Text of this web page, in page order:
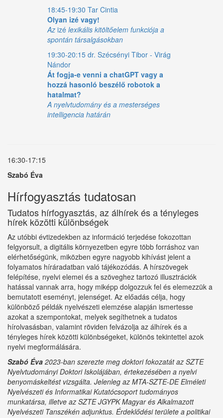
18:45-19:30 Tar Cintia
Olyan izé vagy!
Az izé lexikális kitöltőelem funkciója a
spontán társalgásokban
19:30-20:15 dr. Szécsényi Tibor - Virág
Nándor
Át fogja-e venni a chatGPT vagy a
hozzá hasonló beszélő robotok a
hatalmat?
A nyelvtudomány és a mesterséges
intelligencia határán
16:30-17:15
Szabó Éva
Hírfogyasztás tudatosan
Tudatos hírfogyasztás, az álhírek és a tényleges
hírek közötti különbségek
Az utóbbi évtizedekben az információ terjedése fokozottan
felgyorsult, a digitális környezetben egyre több forráshoz van
elérhetőségünk, miközben egyre nagyobb kihívást jelent a
folyamatos híráradatban való tájékozódás. A hírszövegek
felépítése, nyelvi elemei és a szöveghez tartozó illusztrációk
hatással vannak arra, hogy miképp dolgozzuk fel és elemezzük a
bemutatott eseményt, jelenséget. Az előadás célja, hogy
különböző példák nyelvészeti elemzése alapján ismertesse
azokat a szempontokat, melyek segíthetnek a tudatos
hírolvasásban, valamint röviden felvázolja az álhírek és a
tényleges hírek közötti különbségeket, különös tekintettel azok
nyelvi megformálására.
Szabó Éva 2023-ban szerezte meg doktori fokozatát az SZTE
Nyelvtudományi Doktori Iskolájában, értekezésében a nyelvi
benyomáskeltést vizsgálta. Jelenleg az MTA-SZTE-DE Elméleti
Nyelvészeti és Informatikai Kutatócsoport tudományos
munkatársa, illetve az SZTE JGYPK Magyar és Alkalmazott
Nyelvészeti Tanszékén adjunktus. Érdeklődési területe a politikai